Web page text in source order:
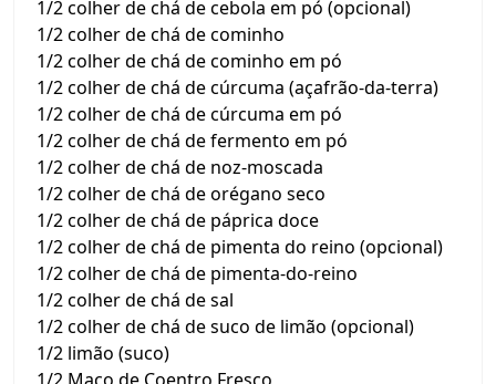
1/2 colher de chá de cebola em pó (opcional)
1/2 colher de chá de cominho
1/2 colher de chá de cominho em pó
1/2 colher de chá de cúrcuma (açafrão-da-terra)
1/2 colher de chá de cúrcuma em pó
1/2 colher de chá de fermento em pó
1/2 colher de chá de noz-moscada
1/2 colher de chá de orégano seco
1/2 colher de chá de páprica doce
1/2 colher de chá de pimenta do reino (opcional)
1/2 colher de chá de pimenta-do-reino
1/2 colher de chá de sal
1/2 colher de chá de suco de limão (opcional)
1/2 limão (suco)